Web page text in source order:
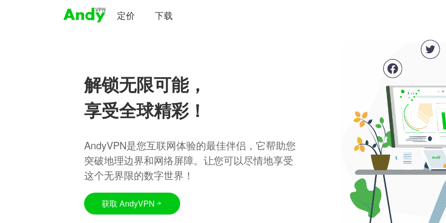
定价 下载
解锁无限可能，
享受全球精彩！
AndyVPN是您互联网体验的最佳伴侣，它帮助您
突破地理边界和网络屏障。让您可以尽情地享受
这个无界限的数字世界！
获取 AndyVPN